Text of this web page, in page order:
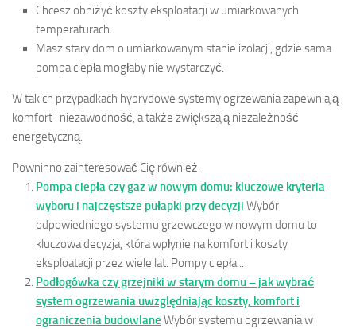
Chcesz obniżyć koszty eksploatacji w umiarkowanych
temperaturach.
Masz stary dom o umiarkowanym stanie izolacji, gdzie sama
pompa ciepła mogłaby nie wystarczyć.
W takich przypadkach hybrydowe systemy ogrzewania zapewniają
komfort i niezawodność, a także zwiększają niezależność
energetyczną.
Powninno zainteresować Cię również:
Pompa ciepła czy gaz w nowym domu: kluczowe kryteria
wyboru i najczęstsze pułapki przy decyzji Wybór
odpowiedniego systemu grzewczego w nowym domu to
kluczowa decyzja, która wpłynie na komfort i koszty
eksploatacji przez wiele lat. Pompy ciepła...
Podłogówka czy grzejniki w starym domu – jak wybrać
system ogrzewania uwzględniając koszty, komfort i
ograniczenia budowlane Wybór systemu ogrzewania w